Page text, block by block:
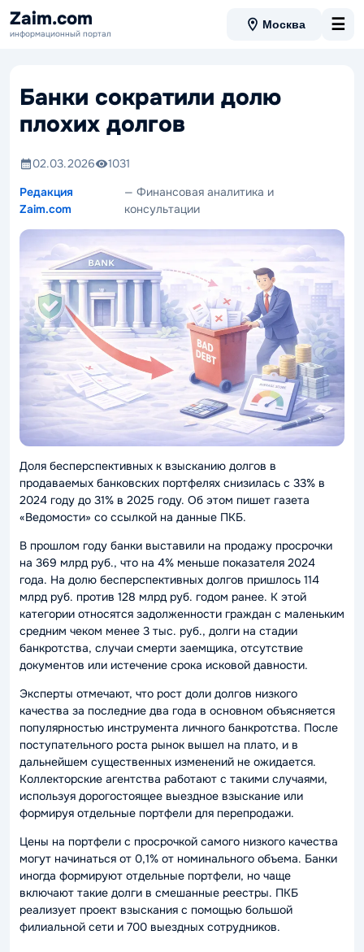
Zaim.com
информационный портал
Москва ☰
Банки сократили долю
плохих долгов
02.03.2026
1031
Редакция
Zaim.com
— Финансовая аналитика и
консультации
Доля бесперспективных к взысканию долгов в
продаваемых банковских портфелях снизилась с 33% в
2024 году до 31% в 2025 году. Об этом пишет газета
«Ведомости» со ссылкой на данные ПКБ.
В прошлом году банки выставили на продажу просрочки
на 369 млрд руб., что на 4% меньше показателя 2024
года. На долю бесперспективных долгов пришлось 114
млрд руб. против 128 млрд руб. годом ранее. К этой
категории относятся задолженности граждан с маленьким
средним чеком менее 3 тыс. руб., долги на стадии
банкротства, случаи смерти заемщика, отсутствие
документов или истечение срока исковой давности.
Эксперты отмечают, что рост доли долгов низкого
качества за последние два года в основном объясняется
популярностью инструмента личного банкротства. После
поступательного роста рынок вышел на плато, и в
дальнейшем существенных изменений не ожидается.
Коллекторские агентства работают с такими случаями,
используя дорогостоящее выездное взыскание или
формируя отдельные портфели для перепродажи.
Цены на портфели с просрочкой самого низкого качества
могут начинаться от 0,1% от номинального объема. Банки
иногда формируют отдельные портфели, но чаще
включают такие долги в смешанные реестры. ПКБ
реализует проект взыскания с помощью большой
филиальной сети и 700 выездных сотрудников.